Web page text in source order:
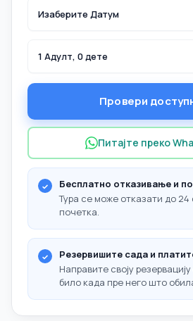
Изаберите Датум
1 Адулт, 0 дете
Провери
Питајте преко
Бесплатно отказивање и
Тура се може отказати до
почетка.
Резервишите сада и
Направите своју
било када пре него што